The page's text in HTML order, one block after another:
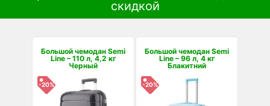
скидкой
Большой чемодан Semi
Line – 110 л, 4,2 кг
Черный
-20%
Большой чемодан Semi
Line – 96 л, 4 кг
Блакитний
-20%